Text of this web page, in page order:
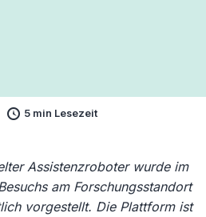
5 min Lesezeit
Assistenzroboter wurde im
am Forschungsstandort
vorgestellt. Die Plattform ist